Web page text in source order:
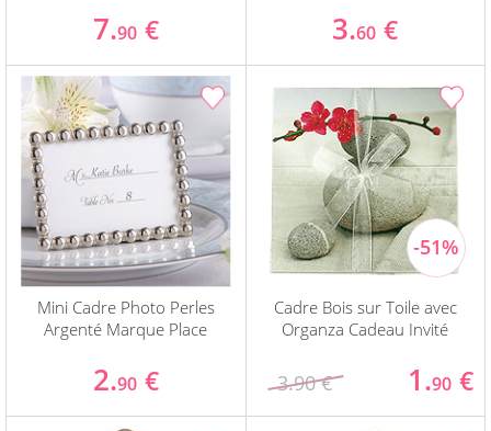
7.90 € 3.60 €
Mini Cadre Photo Perles
Argenté Marque Place
2.90 €
Cadre Bois sur Toile avec
Organza Cadeau Invité
3.90 € 1.90 €